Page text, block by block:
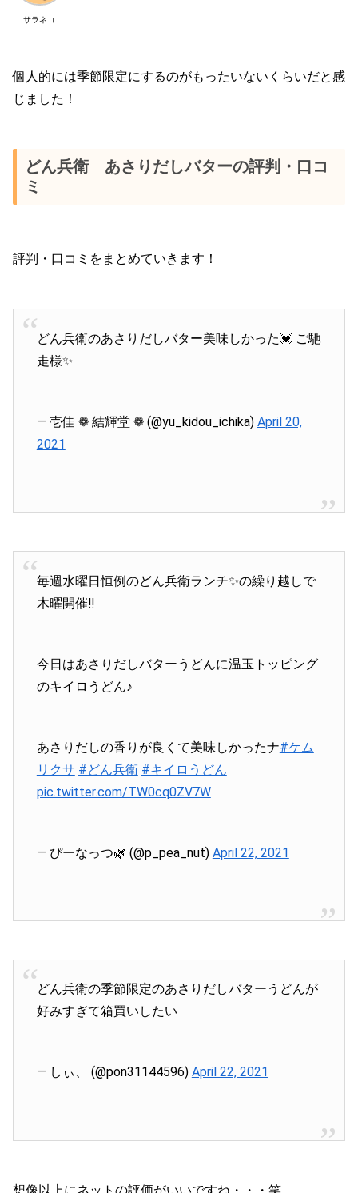
サラネコ
個人的には季節限定にするのがもったいないくらいだと感
じました！
どん兵衛 あさりだしバターの評判・口コ
ミ
評判・口コミをまとめていきます！
どん兵衛のあさりだしバター美味しかった💓 ご馳
走様✨
— 壱佳 ❁ 結輝堂 ❁ (@yu_kidou_ichika) April 20,
2021
毎週水曜日恒例のどん兵衛ランチ✨の繰り越しで
木曜開催‼️
今日はあさりだしバターうどんに温玉トッピング
のキイロうどん♪
あさりだしの香りが良くて美味しかったナ#ケム
リクサ #どん兵衛 #キイロうどん
pic.twitter.com/TW0cq0ZV7W
— ぴーなっつ🌿 (@p_pea_nut) April 22, 2021
どん兵衛の季節限定のあさりだしバターうどんが
好みすぎて箱買いしたい
— しぃ、 (@pon31144596) April 22, 2021